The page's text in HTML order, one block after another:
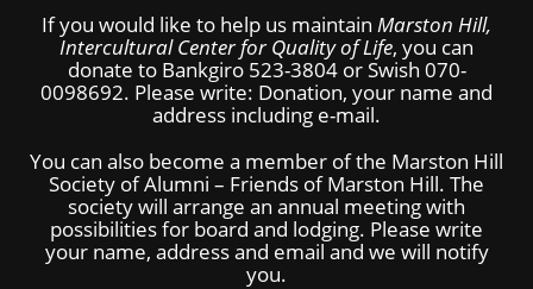
If you would like to help us maintain Marston Hill,
Intercultural Center for Quality of Life, you can
donate to Bankgiro 523-3804 or Swish 070-
0098692. Please write: Donation, your name and
address including e-mail.
You can also become a member of the Marston Hill
Society of Alumni – Friends of Marston Hill. The
society will arrange an annual meeting with
possibilities for board and lodging. Please write
your name, address and email and we will notify
you.